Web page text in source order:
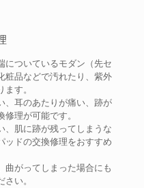
についているモダン（先セ
粧品などで汚れたり、紫外
す。
、耳のあたりが痛い、跡が
理が可能です。
、肌に跡が残ってしまうな
ッドの交換修理をおすすめ
曲がってしまった場合にも
い。